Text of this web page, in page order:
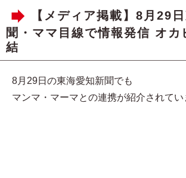
【メディア掲載】8月29
聞・ママ目線で情報発信 オカ
結
8月29日の東海愛知新聞でも
マンマ・マーマとの連携が紹介されてい